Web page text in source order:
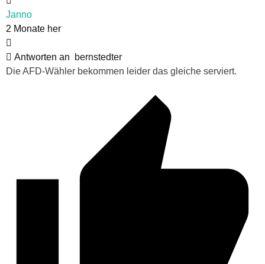
Janno
2 Monate her
Antworten an
bernstedter
Die AFD-Wähler bekommen leider das gleiche serviert.